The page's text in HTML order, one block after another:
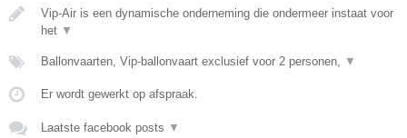
Vip-Air is een dynamische onderneming die ondermeer instaat voor
het ▼
Ballonvaarten, Vip-ballonvaart exclusief voor 2 personen, ▼
Er wordt gewerkt op afspraak.
Laatste facebook posts ▼